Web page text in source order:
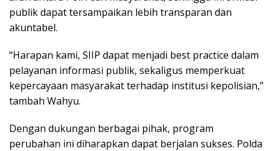
publik dapat tersampaikan lebih transparan dan
akuntabel.
“Harapan kami, SIIP dapat menjadi best practice dalam
pelayanan informasi publik, sekaligus memperkuat
kepercayaan masyarakat terhadap institusi kepolisian,”
tambah Wahyu.
Dengan dukungan berbagai pihak, program
perubahan ini diharapkan dapat berjalan sukses. Polda